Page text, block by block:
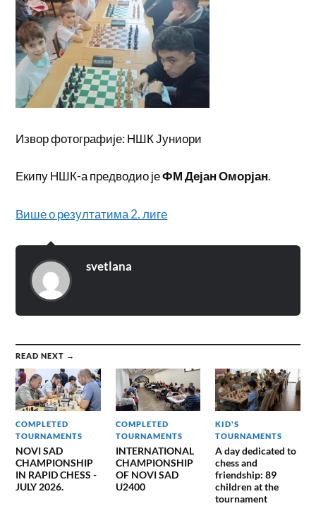
Извор фотографије: НШК Јуниори
Екипу НШК-а предводио јеФМ Дејан Оморјан.
Више о резултатима 2. лиге
svetlana
READ NEXT →
COMPLETED
TOURNAMENTS
NOVI SAD
CHAMPIONSHIP
IN RAPID CHESS -
JULY 2026.
COMPLETED
TOURNAMENTS
INTERNATIONAL
CHAMPIONSHIP
OF NOVI SAD
U2400
KID'S
TOURNAMENTS
A day dedicated to
chess and
friendship: 89
children at the
tournament